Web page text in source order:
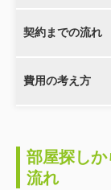
契約までの流れ
費用の考え方
部屋探し
流れ